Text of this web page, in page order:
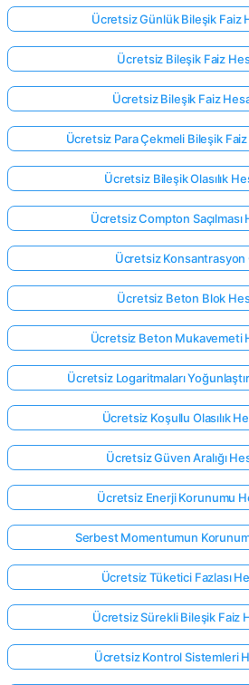
Ücretsiz Günlük Bileşik Faiz
Ücretsiz Bileşik Faiz
Ücretsiz Bileşik Faiz
Ücretsiz Para Çekmeli Bileşik Faiz
Ücretsiz Bileşik Olasılık
Ücretsiz Compton Saçılması
Ücretsiz Konsantrasyon
Ücretsiz Beton Blok
Ücretsiz Beton Mukavemeti
Ücretsiz Logaritmaları
Ücretsiz Koşullu Olasılık
Ücretsiz Güven Aralığı
Ücretsiz Enerji Korunumu
Serbest Momentumun
Ücretsiz Tüketici Fazlası
Ücretsiz Sürekli Bileşik Faiz
Ücretsiz Kontrol Sistemleri